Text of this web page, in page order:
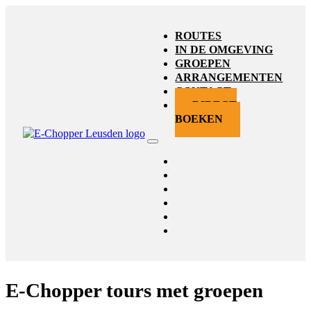
ROUTES
IN DE OMGEVING
GROEPEN
ARRANGEMENTEN
CONTACT
DIRECT
BOEKEN
E-Chopper tours met groepen